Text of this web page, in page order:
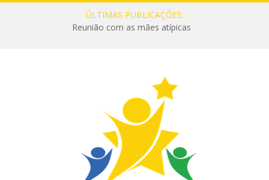
ÚLTIMAS PUBLICAÇÕES:
Reunião com as mães atípicas